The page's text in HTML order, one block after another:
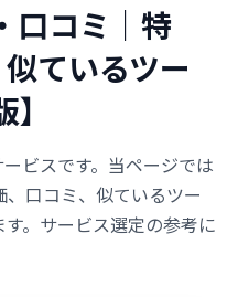
口コミ｜特
ているツー
ビスです。当ページでは
、口コミ、似ているツー
。サービス選定の参考に